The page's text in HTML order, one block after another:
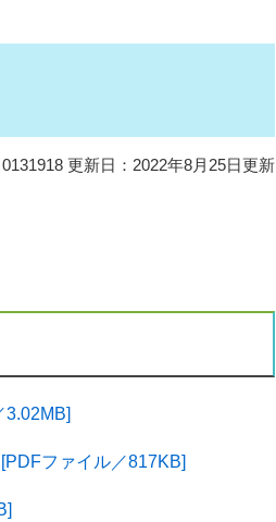
更新日：2022年8月25日更新
ファイル／817KB]